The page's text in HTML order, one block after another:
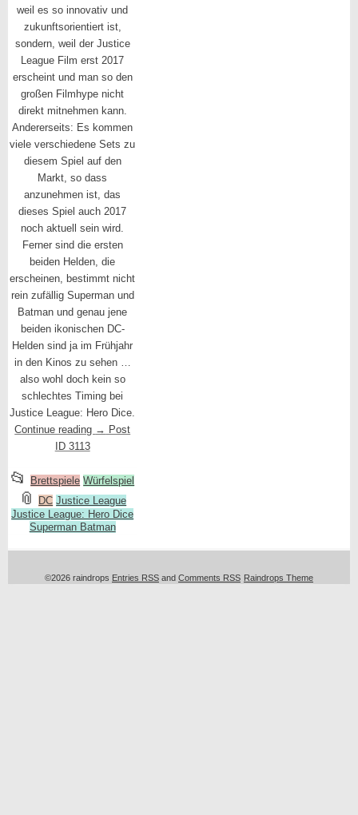
weil es so innovativ und
zukunftsorientiert ist,
sondern, weil der Justice
League Film erst 2017
erscheint und man so den
großen Filmhype nicht
direkt mitnehmen kann.
Andererseits: Es kommen
viele verschiedene Sets zu
diesem Spiel auf den
Markt, so dass
anzunehmen ist, das
dieses Spiel auch 2017
noch aktuell sein wird.
Ferner sind die ersten
beiden Helden, die
erscheinen, bestimmt nicht
rein zufällig Superman und
Batman und genau jene
beiden ikonischen DC-
Helden sind ja im Frühjahr
in den Kinos zu sehen …
also wohl doch kein so
schlechtes Timing bei
Justice League: Hero Dice.
Continue reading → Post
ID 3113
📂 This
entry
was
posted
Brettspiele Würfelspiel
📎 and
tagged
DC Justice League
Justice League: Hero Dice
Superman Batman
©2026 raindrops Entries RSS and Comments RSS Raindrops Theme